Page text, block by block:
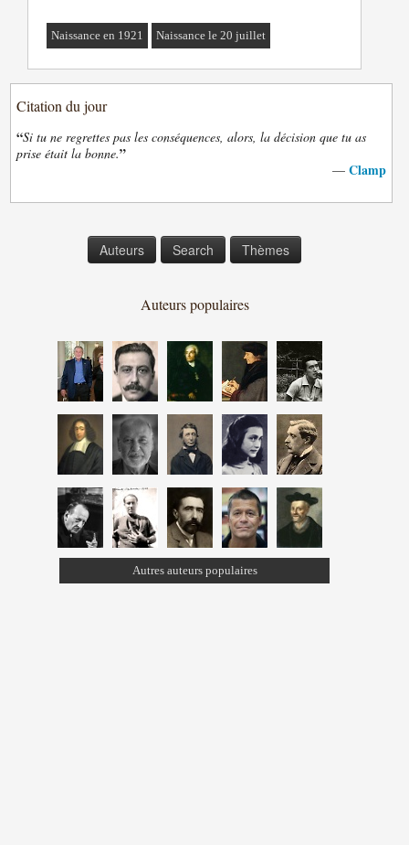
Naissance en 1921 Naissance le 20 juillet
Citation du jour
“Si tu ne regrettes pas les conséquences, alors, la décision que tu as
prise était la bonne.”
— Clamp
Auteurs Search Thèmes
Auteurs populaires
Autres auteurs populaires